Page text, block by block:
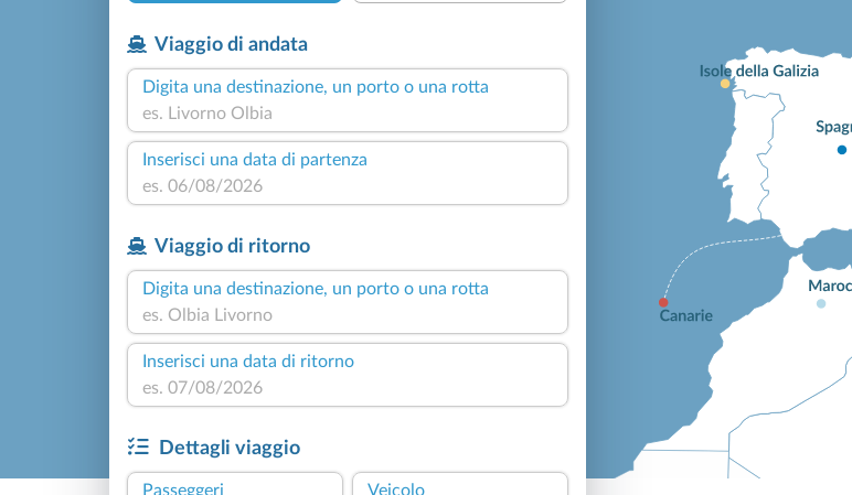
Viaggio di andata
Digita una destinazione, un porto o una rotta
Inserisci una data di partenza
Viaggio di ritorno
Digita una destinazione, un porto o una rotta
Inserisci una data di ritorno
Dettagli viaggio
Passeggeri
Veicolo